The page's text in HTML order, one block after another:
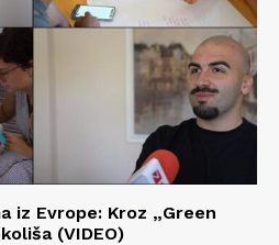
iz Evrope: Kroz „Green
(VIDEO)